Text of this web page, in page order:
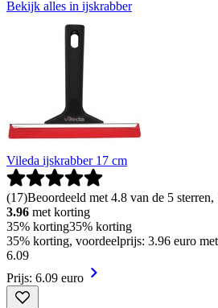
Bekijk alles in ijskrabber
Vileda ijskrabber 17 cm
(17)Beoordeeld met 4.8 van de 5
3.96 met korting
35% korting35% korting
35% korting, voordeelprijs: 3.96 euro
6.09
Prijs: 6.09 euro